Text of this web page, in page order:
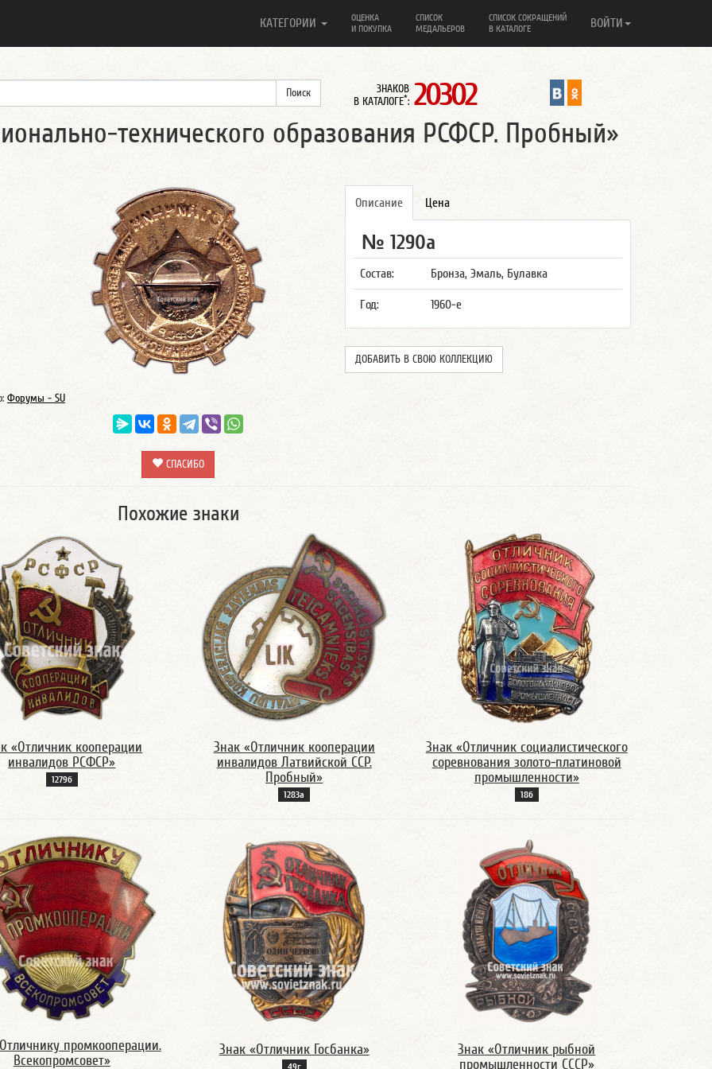
КАТЕГОРИИ
ОЦЕНКА
И ПОКУПКА
СПИСОК
МЕДАЛЬЕРОВ
СПИСОК СОКРАЩЕНИЙ
В КАТАЛОГЕ
ВОЙТИ
ЗНАКОВ
В КАТАЛОГЕ*: 20302
технического образования РСФСР. Пробный»
Описание Цена
№ 1290а
Состав: Бронза, Эмаль, Булавка
Год: 1960-е
ДОБАВИТЬ В СВОЮ КОЛЛЕКЦИЮ
Форумы - SU
СПАСИБО
Похожие знаки
«Отличник кооперации
инвалидов РСФСР»
1279б
Знак «Отличник кооперации
инвалидов Латвийской ССР.
Пробный»
1283а
Знак «Отличник социалистического
соревнования золото-платиновой
промышленности»
18б
промкооперации.
Всекопромсовет»
Знак «Отличник Госбанка»
49г
Знак «Отличник рыбной
промышленности СССР»